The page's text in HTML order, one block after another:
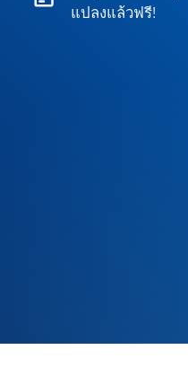
แปลงแล้วฟรี!